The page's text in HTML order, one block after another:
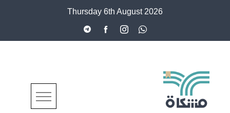
Thursday 6th August 2026